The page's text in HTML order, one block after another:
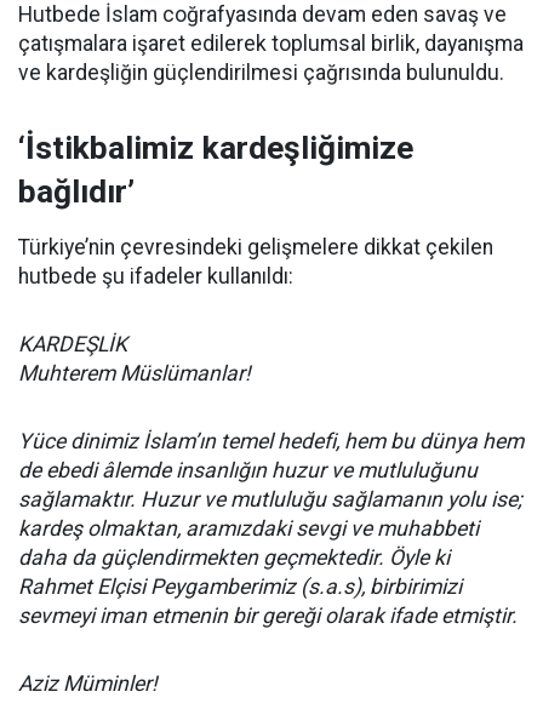
Hutbede İslam coğrafyasında devam eden savaş ve
çatışmalara işaret edilerek toplumsal birlik, dayanışma
ve kardeşliğin güçlendirilmesi çağrısında bulunuldu.
‘İstikbalimiz kardeşliğimize
bağlıdır’
Türkiye’nin çevresindeki gelişmelere dikkat çekilen
hutbede şu ifadeler kullanıldı:
KARDEŞLİK
Muhterem Müslümanlar!
Yüce dinimiz İslam’ın temel hedefi, hem bu dünya hem
de ebedi âlemde insanlığın huzur ve mutluluğunu
sağlamaktır. Huzur ve mutluluğu sağlamanın yolu ise;
kardeş olmaktan, aramızdaki sevgi ve muhabbeti
daha da güçlendirmekten geçmektedir. Öyle ki
Rahmet Elçisi Peygamberimiz (s.a.s), birbirimizi
sevmeyi iman etmenin bir gereği olarak ifade etmiştir.
Aziz Müminler!